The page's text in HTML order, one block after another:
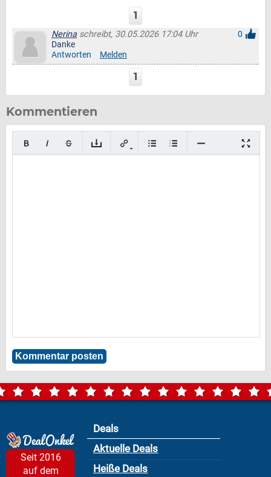
1
Nerina schreibt, 30.05.2026 17:04 Uhr
0
Danke
Antworten
Melden
1
Kommentieren
Seit 2016
auf dem
Deals
Aktuelle Deals
Heiße Deals